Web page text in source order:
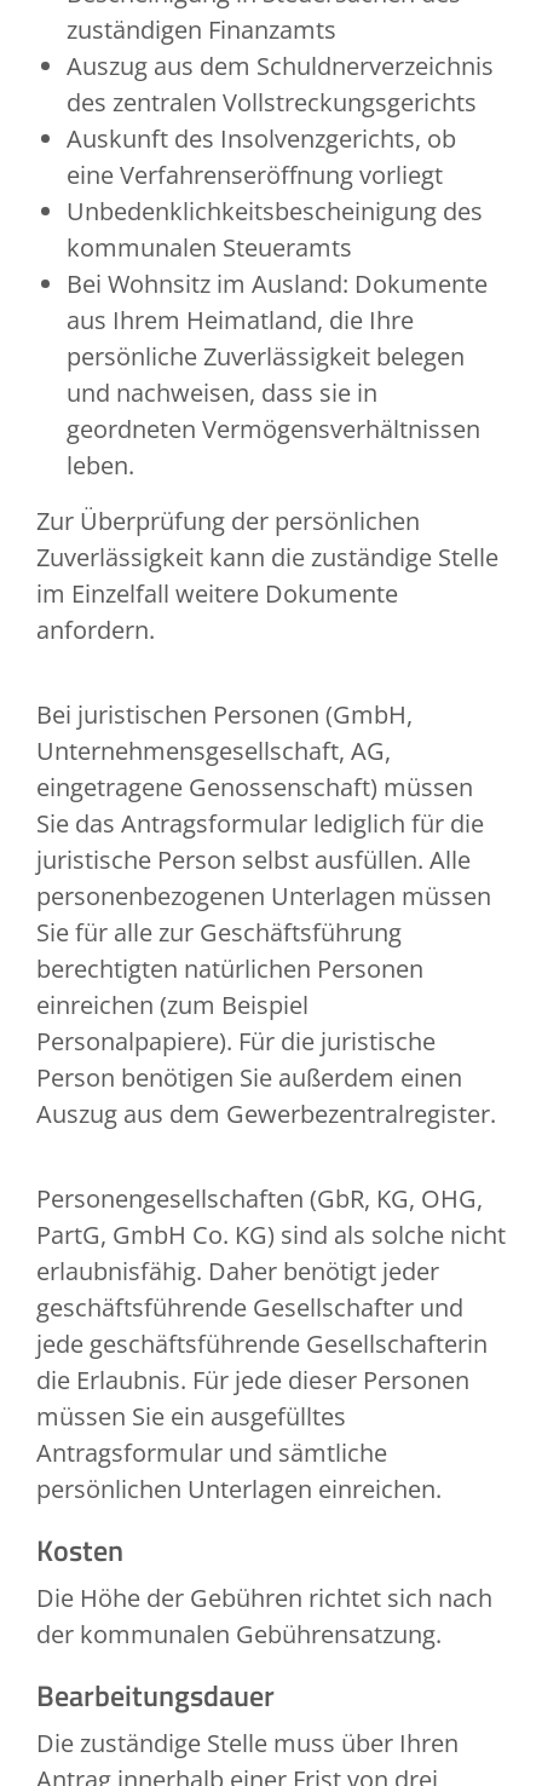
zuständigen Finanzamts
Auszug aus dem Schuldnerverzeichnis
des zentralen Vollstreckungsgerichts
Auskunft des Insolvenzgerichts, ob
eine Verfahrenseröffnung vorliegt
Unbedenklichkeitsbescheinigung des
kommunalen Steueramts
Bei Wohnsitz im Ausland: Dokumente
aus Ihrem Heimatland, die Ihre
persönliche Zuverlässigkeit belegen
und nachweisen, dass sie in
geordneten Vermögensverhältnissen
leben.
Zur Überprüfung der persönlichen
Zuverlässigkeit kann die zuständige Stelle
im Einzelfall weitere Dokumente
anfordern.
Bei juristischen Personen (GmbH,
Unternehmensgesellschaft, AG,
eingetragene Genossenschaft) müssen
Sie das Antragsformular lediglich für die
juristische Person selbst ausfüllen. Alle
personenbezogenen Unterlagen müssen
Sie für alle zur Geschäftsführung
berechtigten natürlichen Personen
einreichen (zum Beispiel
Personalpapiere). Für die juristische
Person benötigen Sie außerdem einen
Auszug aus dem Gewerbezentralregister.
Personengesellschaften (GbR, KG, OHG,
PartG, GmbH Co. KG) sind als solche nicht
erlaubnisfähig. Daher benötigt jeder
geschäftsführende Gesellschafter und
jede geschäftsführende Gesellschafterin
die Erlaubnis. Für jede dieser Personen
müssen Sie ein ausgefülltes
Antragsformular und sämtliche
persönlichen Unterlagen einreichen.
Kosten
Die Höhe der Gebühren richtet sich nach
der kommunalen Gebührensatzung.
Bearbeitungsdauer
Die zuständige Stelle muss über Ihren